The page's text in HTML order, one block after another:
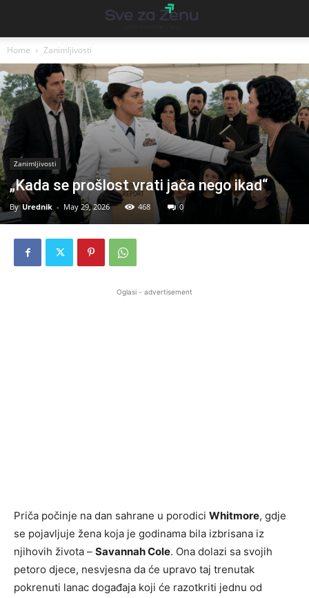
Home Zanimljivosti
Zanimljivosti
„Kada se prošlost vrati jača nego ikad“
By Urednik - May 29, 2026 468 0
Oglasi - advertisement
Priča počinje na dan sahrane u porodici Whitmore, gdje
se pojavljuje žena koja je godinama bila izbrisana iz
njihovih života – Savannah Cole. Ona dolazi sa svojih
petoro djece, nesvjesna da će upravo taj trenutak
pokrenuti lanac događaja koji će razotkriti jednu od